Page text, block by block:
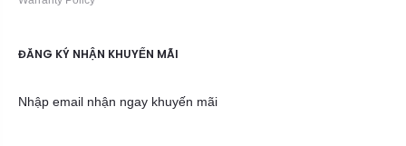
ĐĂNG KÝ NHẬN KHUYẾN MÃI
Nhập email nhận ngay khuyến mãi